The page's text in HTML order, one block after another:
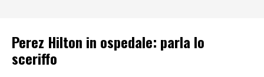
Perez Hilton in ospedale: parla lo
sceriffo